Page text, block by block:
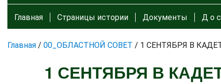
Главная Страницы истории Документы Д о с
Главная / 00_ОБЛАСТНОЙ СОВЕТ / 1 СЕНТЯБРЯ В
1 СЕНТЯБРЯ В